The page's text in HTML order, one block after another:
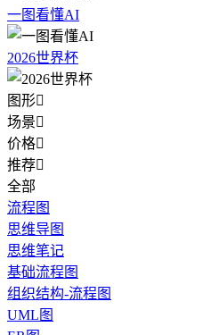
一图看懂AI
2026世界杯
图形
场景
价格
推荐
全部
流程图
思维导图
思维笔记
基础流程图
组织结构-流程图
UML图